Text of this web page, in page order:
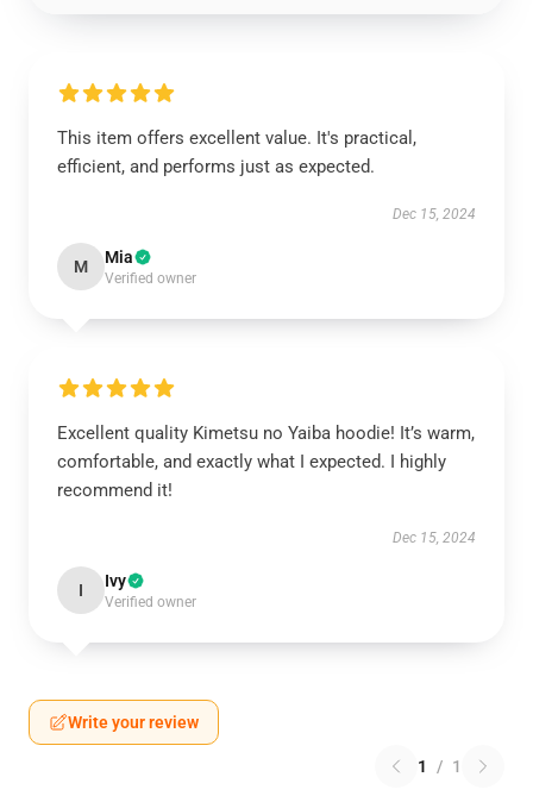
This item offers excellent value. It's practical,
efficient, and performs just as expected.
Dec 15, 2024
M Mia
Verified owner
Excellent quality Kimetsu no Yaiba hoodie! It’s warm,
comfortable, and exactly what I expected. I highly
recommend it!
Dec 15, 2024
I Ivy
Verified owner
Write your review
1 / 1